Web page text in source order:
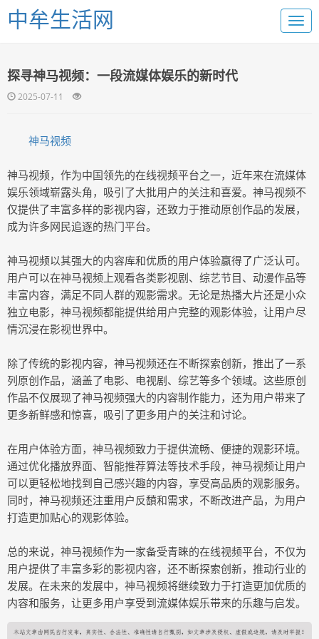
中牟生活网
探寻神马视频：一段流媒体娱乐的新时代
2025-07-11
神马视频
神马视频，作为中国领先的在线视频平台之一，近年来在流媒体
娱乐领域崭露头角，吸引了大批用户的关注和喜爱。神马视频不
仅提供了丰富多样的影视内容，还致力于推动原创作品的发展，
成为许多网民追逐的热门平台。
神马视频以其强大的内容库和优质的用户体验赢得了广泛认可。
用户可以在神马视频上观看各类影视剧、综艺节目、动漫作品等
丰富内容，满足不同人群的观影需求。无论是热播大片还是小众
独立电影，神马视频都能提供给用户完整的观影体验，让用户尽
情沉浸在影视世界中。
除了传统的影视内容，神马视频还在不断探索创新，推出了一系
列原创作品，涵盖了电影、电视剧、综艺等多个领域。这些原创
作品不仅展现了神马视频强大的内容制作能力，还为用户带来了
更多新鲜感和惊喜，吸引了更多用户的关注和讨论。
在用户体验方面，神马视频致力于提供流畅、便捷的观影环境。
通过优化播放界面、智能推荐算法等技术手段，神马视频让用户
可以更轻松地找到自己感兴趣的内容，享受高品质的观影服务。
同时，神马视频还注重用户反馩和需求，不断改进产品，为用户
打造更加贴心的观影体验。
总的来说，神马视频作为一家备受青睐的在线视频平台，不仅为
用户提供了丰富多彩的影视内容，还不断探索创新，推动行业的
发展。在未来的发展中，神马视频将继续致力于打造更加优质的
内容和服务，让更多用户享受到流媒体娱乐带来的乐趣与启发。